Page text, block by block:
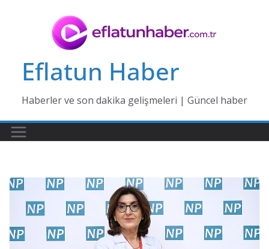
Eflatun Haber
Haberler ve son dakika gelişmeleri | Güncel haber